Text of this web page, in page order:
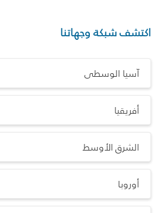
اكتشف شبكة وجهاتنا
آسيا الوسطى
أفريقيا
الشرق الأوسط
أوروبا